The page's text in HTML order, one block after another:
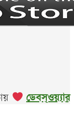
ডেবস্ওয়্যার